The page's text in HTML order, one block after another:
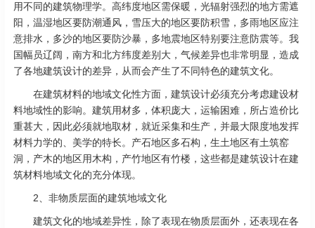
用不同的建筑物理学。高纬度地区需保暖，光辐射强烈的地方需遮
阳，温湿地区要防潮通风，雪压大的地区要防积雪，多雨地区应注
意排水，多沙的地区要防沙暴，多地震地区特别要注意防震等。我
国幅员辽阔，南方和北方纬度差别大，气候差异也非常明显，造成
了各地建筑设计的差异，从而会产生了不同特色的建筑文化。
在建筑材料的地域文化性方面，建筑设计必须充分考虑建设材
料地域性的影响。建筑用材多，体积庞大，运输困难，所占造价比
重甚大，因此必须就地取材，就近采集和生产，并最大限度地发挥
材料力学的、美学的特长。产石地区多石构，生土地区有土筑窑
洞，产木的地区用木构，产竹地区有竹楼，这些都是建筑设计在建
筑材料地域文化的充分体现。
2、非物质层面的建筑地域文化
建筑文化的地域差异性，除了表现在物质层面外，还表现在各